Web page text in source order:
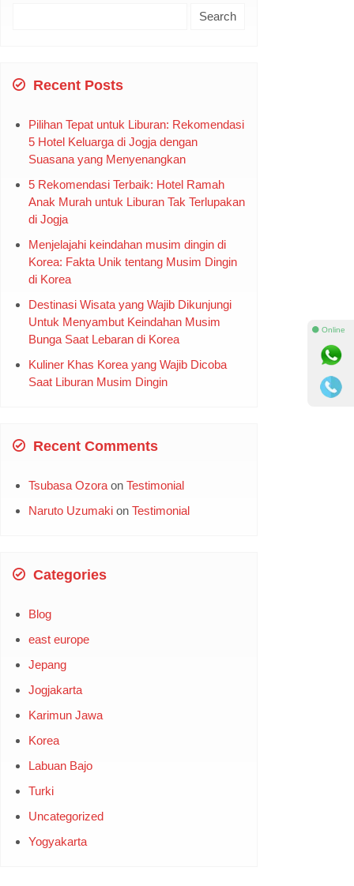
Recent Posts
Pilihan Tepat untuk Liburan: Rekomendasi
5 Hotel Keluarga di Jogja dengan
Suasana yang Menyenangkan
5 Rekomendasi Terbaik: Hotel Ramah
Anak Murah untuk Liburan Tak Terlupakan
di Jogja
Menjelajahi keindahan musim dingin di
Korea: Fakta Unik tentang Musim Dingin
di Korea
Destinasi Wisata yang Wajib Dikunjungi
Untuk Menyambut Keindahan Musim
Bunga Saat Lebaran di Korea
Kuliner Khas Korea yang Wajib Dicoba
Saat Liburan Musim Dingin
Recent Comments
Tsubasa Ozoraon Testimonial
Naruto Uzumakion Testimonial
Categories
Blog
east europe
Jepang
Jogjakarta
Karimun Jawa
Korea
Labuan Bajo
Turki
Uncategorized
Yogyakarta
⚫ Online